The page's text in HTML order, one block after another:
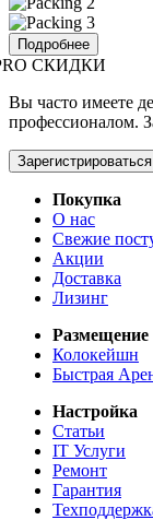
Подробнее
СКИДКИ
Вы часто имеете
профессионалом.
Зарегистрироваться
Покупка
О нас
Свежие
Акции
Доставка
Лизинг
Размещение
Колокейшн
Быстрая
Настройка
Статьи
IT Услуги
Ремонт
Гарантия